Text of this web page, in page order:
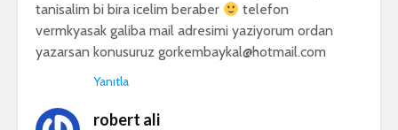
tanisalim bi bira icelim beraber
telefon
vermkyasak galiba mail adresimi yaziyorum ordan
yazarsan konusuruz gorkembaykal@hotmail.com
Yanıtla
robert ali